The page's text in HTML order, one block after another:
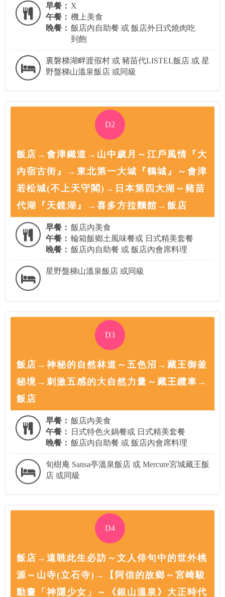
早餐： X
午餐： 機上美食
晚餐： 飯店內自助餐 或 飯店外日式燒肉吃
到飽
裏磐梯湖畔渡假村 或 豬苗代LISTEL飯店 或 星
野盤梯山溫泉飯店 或同級
D2
飯店→會津鐵道→山中歲月～江戶風情『大
內宿古街』→東北第一大城『鶴城』～會津
若松城(不上天守閣)→日本第四大湖～豬苗
代湖『天鏡湖』→喜多方拉麵館→飯店
早餐： 飯店內美食
午餐： 輪箱飯鄉土風味餐或 日式精美套餐
晚餐： 飯店內自助餐 或 飯店內會席料理
星野盤梯山溫泉飯店 或同級
D3
飯店→神秘的自然林道～五色沼→藏王御釜
秘境→刺激五感的大自然力量～藏王纜車→
飯店
早餐： 飯店內美食
午餐： 日式特色火鍋餐或 日式精美套餐
晚餐： 飯店內自助餐 或 飯店內會席料理
旬樹庵 Sansa亭溫泉飯店 或 Mercure宮城藏王飯
店 或同級
D4
飯店→遠眺此生必訪～文人俳句中的世外桃
源～山寺(立石寺)→【阿信的故鄉～宮崎駿
動畫「神隱少女」～《銀山溫泉》大正時代